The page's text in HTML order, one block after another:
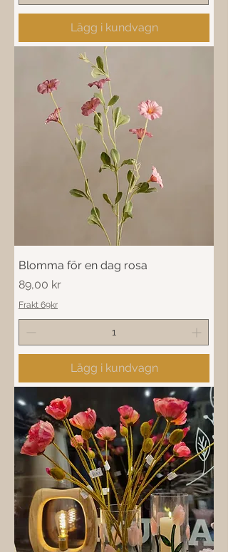
Lägg i kundvagn
Blomma för en dag rosa
Pris
89,00 kr
Frakt 69kr
Lägg i kundvagn